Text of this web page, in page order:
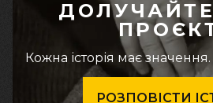
Кожна історія має
РОЗПОВІСТИ